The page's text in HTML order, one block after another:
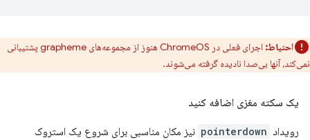
احتیاط:
اجرای فعلی در ChromeOS هنوز از مجموعه‌های grapheme پشتیبانی
نمی‌کند، آنها بی‌صدا نادیده گرفته می‌شوند.
یک سکته مغزی اضافه کنید
رویداد pointerdown نیز مکان مناسبی برای شروع یک استروک